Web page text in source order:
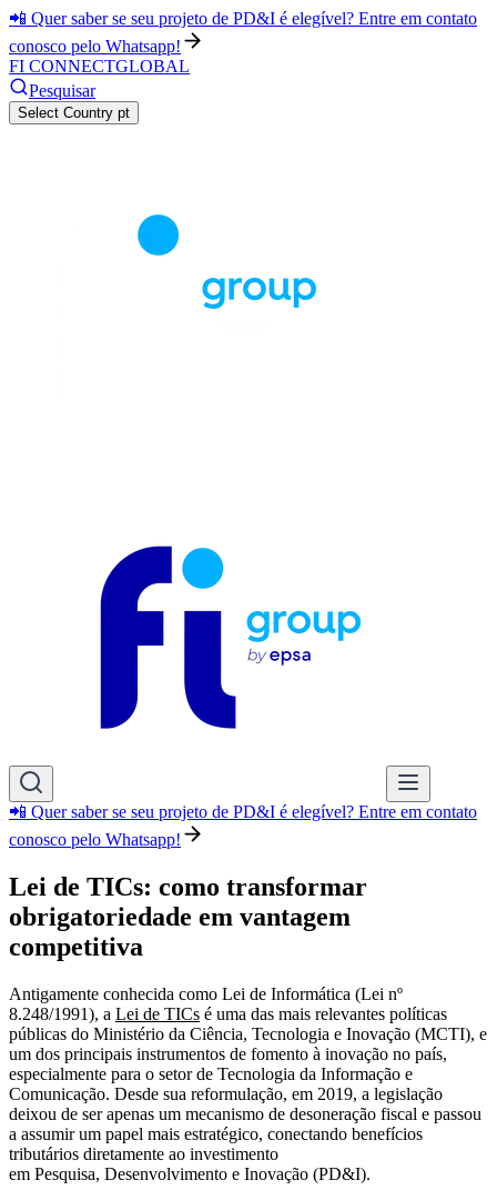
📲 Quer saber se seu projeto de PD&I é elegível? Entre em contato
conosco pelo Whatsapp!
FI CONNECTGLOBAL
Pesquisar
Select Country pt
📲 Quer saber se seu projeto de PD&I é elegível? Entre em contato
conosco pelo Whatsapp!
Lei de TICs: como transformar
obrigatoriedade em vantagem
competitiva
Antigamente conhecida como Lei de Informática (Lei nº
8.248/1991), a Lei de TICs é uma das mais relevantes políticas
públicas do Ministério da Ciência, Tecnologia e Inovação (MCTI), e
um dos principais instrumentos de fomento à inovação no país,
especialmente para o setor de Tecnologia da Informação e
Comunicação. Desde sua reformulação, em 2019, a legislação
deixou de ser apenas um mecanismo de desoneração fiscal e passou
a assumir um papel mais estratégico, conectando benefícios
tributários diretamente ao investimento
em Pesquisa, Desenvolvimento e Inovação (PD&I).